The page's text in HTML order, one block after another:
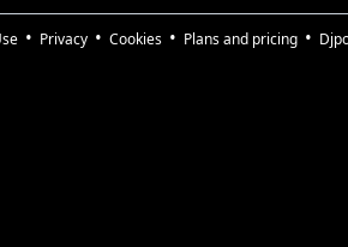
Privacy Cookies Plans and pricing